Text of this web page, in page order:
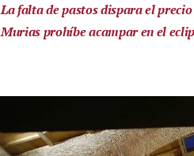
La falta de pastos dispara el
Murias prohíbe acampar en el